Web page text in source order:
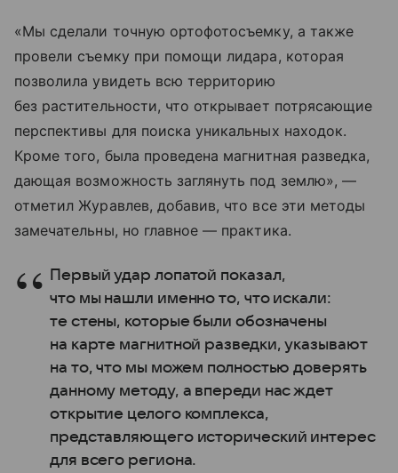
«Мы сделали точную ортофотосъемку, а также
провели съемку при помощи лидара, которая
позволила увидеть всю территорию
без растительности, что открывает потрясающие
перспективы для поиска уникальных находок.
Кроме того, была проведена магнитная разведка,
дающая возможность заглянуть под землю», —
отметил Журавлев, добавив, что все эти методы
замечательны, но главное — практика.
Первый удар лопатой показал,
что мы нашли именно то, что искали:
те стены, которые были обозначены
на карте магнитной разведки, указывают
на то, что мы можем полностью доверять
данному методу, а впереди нас ждет
открытие целого комплекса,
представляющего исторический интерес
для всего региона.